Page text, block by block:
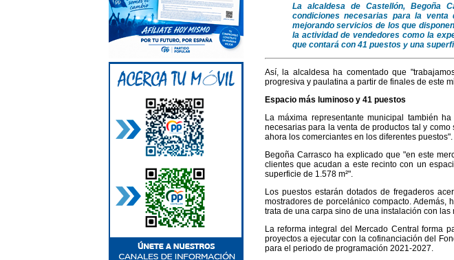
La alcaldesa de Castellón, Begoña
condiciones necesarias para la
mejorando servicios de los que
la actividad de vendedores como la
que contará con 41 puestos y una
Así, la alcaldesa ha comentado que
progresiva y paulatina a partir de finales de este
Espacio más luminoso y 41 puestos
La máxima representante municipal también
necesarias para la venta de productos tal y
ahora los comerciantes en los diferentes puestos".
Begoña Carrasco ha explicado que "en este
clientes que acudan a este recinto con un
superficie de 1.578 m²".
Los puestos estarán dotados de fregaderos
mostradores de porcelánico compacto. Además,
trata de una carpa sino de una instalación con
La reforma integral del Mercado Central forma
proyectos a ejecutar con la cofinanciación del
para el periodo de programación 2021-2027.